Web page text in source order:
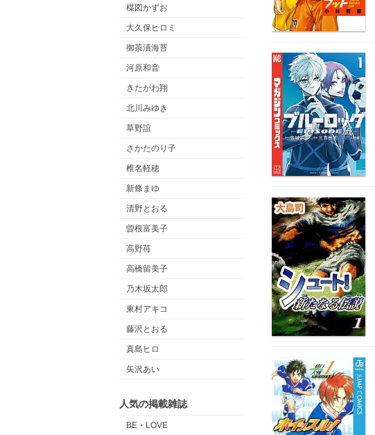
楳図かずお
大久保ヒロミ
御茶漬海苔
河原和音
きたがわ翔
北川みゆき
草野誼
さかたのり子
椎名軽穂
新條まゆ
清野とおる
曽根富美子
高野苺
高橋留美子
乃木坂太郎
東村アキコ
藤沢とおる
真島ヒロ
矢沢あい
人気の掲載雑誌
BE・LOVE